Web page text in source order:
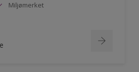
Miljømerket